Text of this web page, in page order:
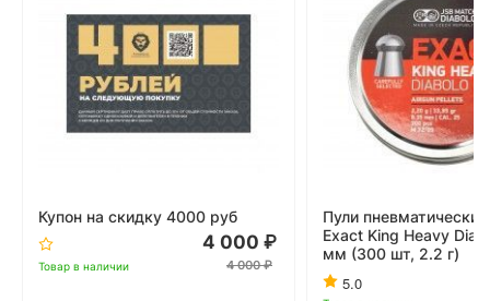
Купон на скидку 4000 руб
Товар в наличии
4 000
4 000
Пули
Exact King Heavy
мм (300 шт, 2.2 г)
5.0